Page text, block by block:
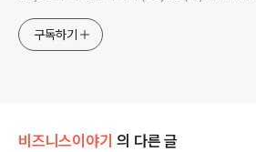
구독하기
비즈니스이야기 의 다른 글